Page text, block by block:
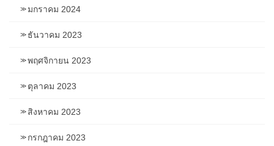
มกราคม 2024
ธันวาคม 2023
พฤศจิกายน 2023
ตุลาคม 2023
สิงหาคม 2023
กรกฎาคม 2023